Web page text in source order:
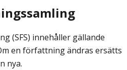
(SFS) innehåller gällande
en författning ändras ersätts
nya.